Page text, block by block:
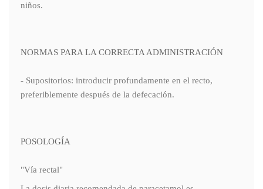
niños.
NORMAS PARA LA CORRECTA ADMINISTRACIÓN
- Supositorios: introducir profundamente en el recto,
preferiblemente después de la defecación.
POSOLOGÍA
"Vía rectal"